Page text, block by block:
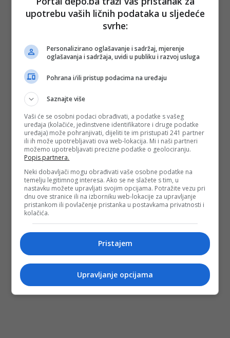
Ulaznice za koncert 26. aprila u Domu mladih su u prodaji
na biletarnicama Skenderija i BKC te u mreži i online prodaji
(DEPO PORTAL/BLIN MAGAZIN/ad)
PODIJELI NA
Depo.ba pratite putem društvenih mreža
#letu štuke #koncert #sarajevo
#dom
mladih
#singl #spot #sarajevo disk
upotrebu vaših ličnih podataka u sljedeće
svrhe:
Personalizirano oglašavanje i sadržaj, mjerenje
oglašavanja i sadržaja, uvidi u publiku i razvoj usluga
Pohrana i/ili pristup podacima na uređaju
Saznajte više
Vaši će se osobni podaci obrađivati, a podatke s vašeg
uređaja (kolačiće, jedinstvene identifikatore i druge podatke
uređaja) može pohranjivati, dijeliti te im pristupati 241 partner
ili ih može upotrebljavati ova web-lokacija. Mi i naši partneri
možemo upotrebljavati precizne podatke o geolociranju.
Popis partnera.
Neki dobavljači mogu obrađivati vaše osobne podatke na
temelju legitimnog interesa. Ako se ne slažete s tim, u
nastavku možete upravljati svojim opcijama. Potražite vezu pri
dnu ove stranice ili na izborniku web-lokacije za upravljanje
pristankom ili povlačenje pristanka u postavkama privatnosti i
kolačića.
Pristajem
Upravljanje opcijama